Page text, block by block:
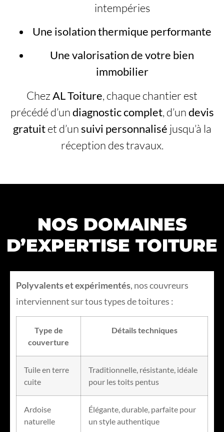
intempéries
Une isolation thermique performante
Une valorisation de votre bien
immobilier
ChezAL Toiture, chaque chantier est
précédé d’undiagnostic complet, d’undevis
gratuitet d’unsuivi personnalisé jusqu’à la
réception des travaux.
NOS DOMAINES
D’EXPERTISE TOITURE
Polyvalents et expérimentés, nos couvreurs
interviennent sur tous types de toitures :
Type de
couverture
Détails techniques
Tuile en terre
cuite
Traditionnelle, résistante, idéale
pour les toits pentus
Ardoise
naturelle
Élégante, durable, parfaite pour
un style authentique